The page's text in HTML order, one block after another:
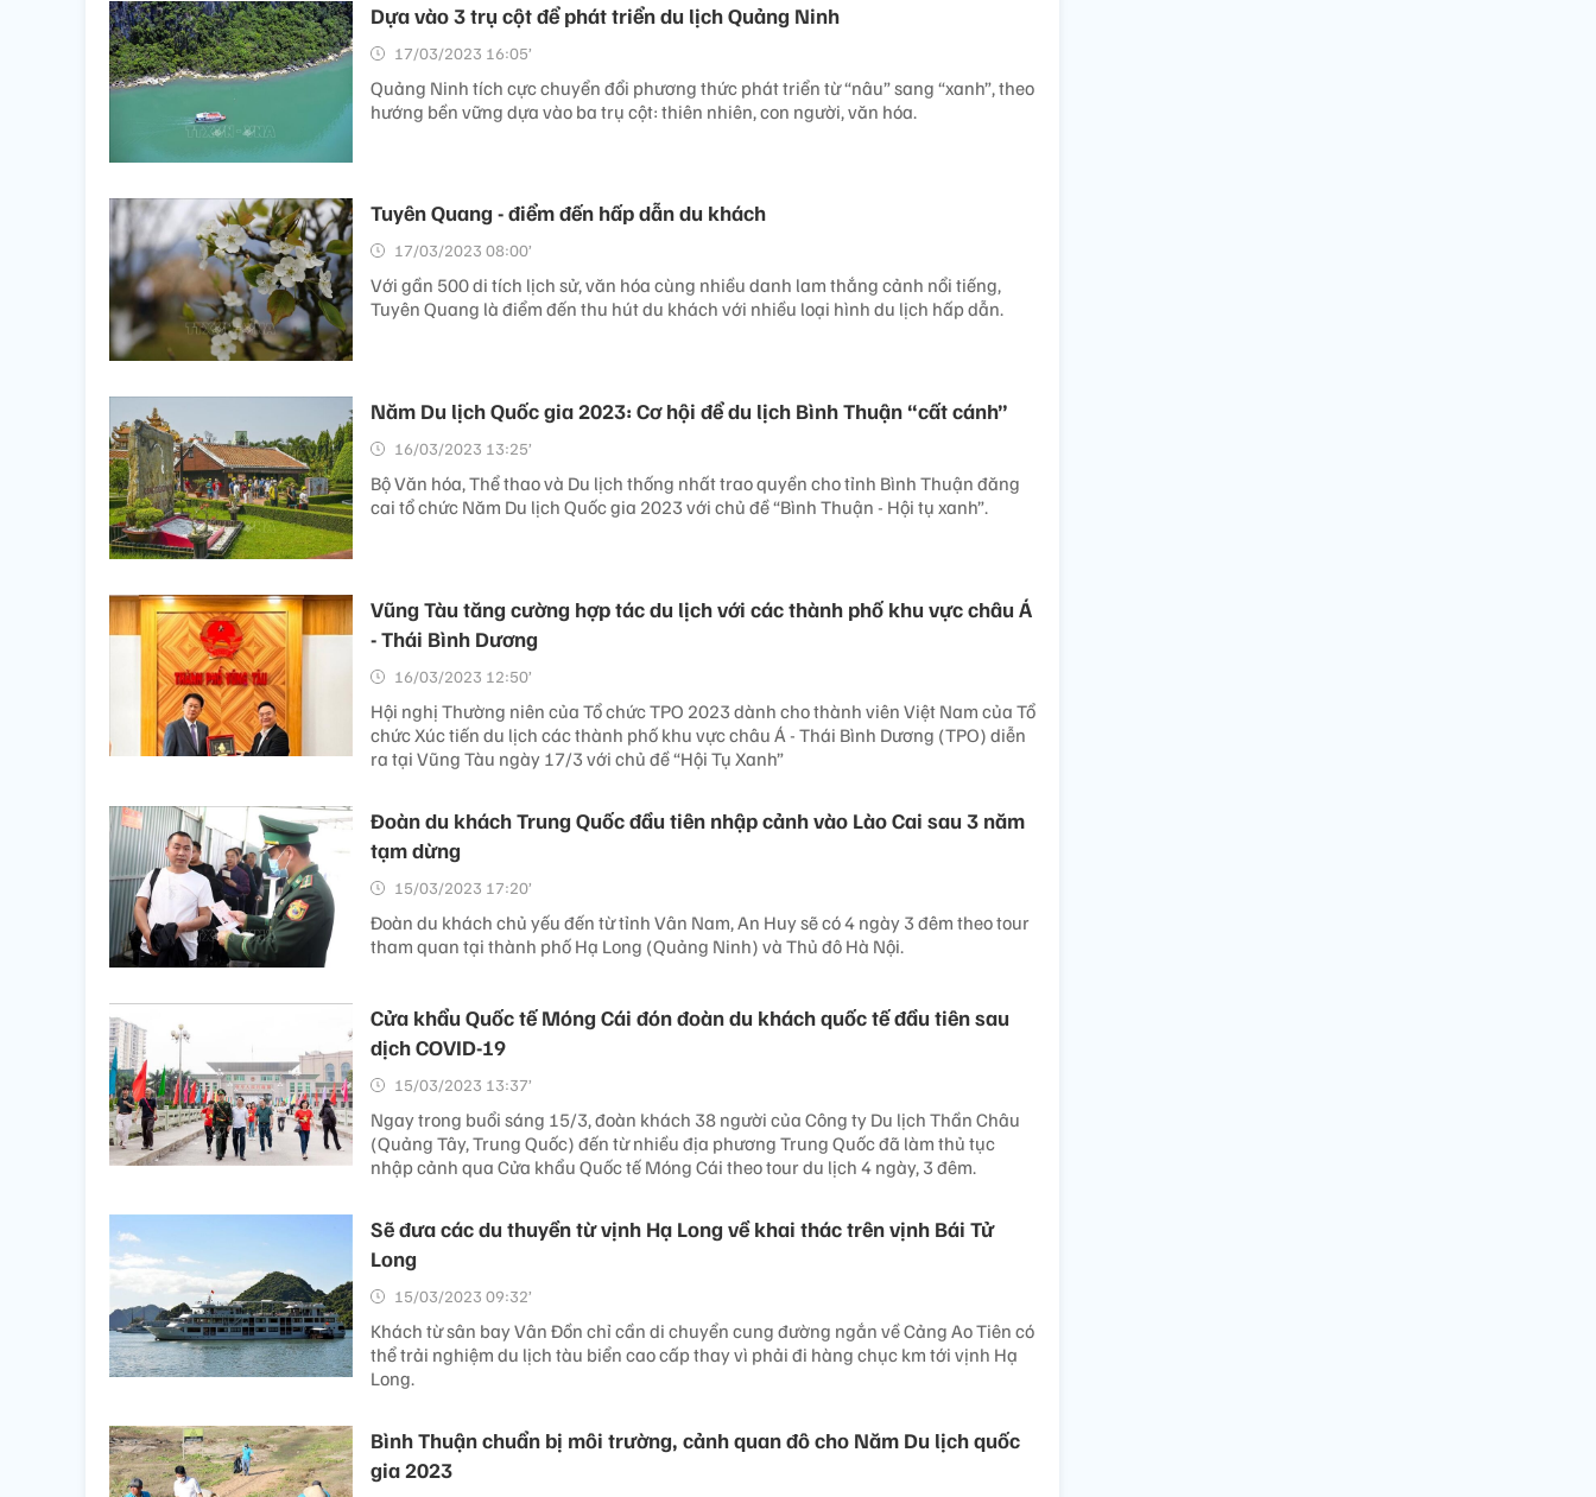
Dựa vào 3 trụ cột để phát triển du lịch Quảng Ninh
17/03/2023 16:05’
Quảng Ninh tích cực chuyển đổi phương thức phát triển từ “nâu” sang “xanh”, theo
hướng bền vững dựa vào ba trụ cột: thiên nhiên, con người, văn hóa.
Tuyên Quang - điểm đến hấp dẫn du khách
17/03/2023 08:00’
Với gần 500 di tích lịch sử, văn hóa cùng nhiều danh lam thắng cảnh nổi tiếng,
Tuyên Quang là điểm đến thu hút du khách với nhiều loại hình du lịch hấp dẫn.
Năm Du lịch Quốc gia 2023: Cơ hội để du lịch Bình Thuận “cất cánh”
16/03/2023 13:25’
Bộ Văn hóa, Thể thao và Du lịch thống nhất trao quyền cho tỉnh Bình Thuận đăng
cai tổ chức Năm Du lịch Quốc gia 2023 với chủ đề “Bình Thuận - Hội tụ xanh”.
Vũng Tàu tăng cường hợp tác du lịch với các thành phố khu vực châu Á
- Thái Bình Dương
16/03/2023 12:50’
Hội nghị Thường niên của Tổ chức TPO 2023 dành cho thành viên Việt Nam của Tổ
chức Xúc tiến du lịch các thành phố khu vực châu Á - Thái Bình Dương (TPO) diễn
ra tại Vũng Tàu ngày 17/3 với chủ đề “Hội Tụ Xanh”
Đoàn du khách Trung Quốc đầu tiên nhập cảnh vào Lào Cai sau 3 năm
tạm dừng
15/03/2023 17:20’
Đoàn du khách chủ yếu đến từ tỉnh Vân Nam, An Huy sẽ có 4 ngày 3 đêm theo tour
tham quan tại thành phố Hạ Long (Quảng Ninh) và Thủ đô Hà Nội.
Cửa khẩu Quốc tế Móng Cái đón đoàn du khách quốc tế đầu tiên sau
dịch COVID-19
15/03/2023 13:37’
Ngay trong buổi sáng 15/3, đoàn khách 38 người của Công ty Du lịch Thần Châu
(Quảng Tây, Trung Quốc) đến từ nhiều địa phương Trung Quốc đã làm thủ tục
nhập cảnh qua Cửa khẩu Quốc tế Móng Cái theo tour du lịch 4 ngày, 3 đêm.
Sẽ đưa các du thuyền từ vịnh Hạ Long về khai thác trên vịnh Bái Tử
Long
15/03/2023 09:32’
Khách từ sân bay Vân Đồn chỉ cần di chuyển cung đường ngắn về Cảng Ao Tiên có
thể trải nghiệm du lịch tàu biển cao cấp thay vì phải đi hàng chục km tới vịnh Hạ
Long.
Bình Thuận chuẩn bị môi trường, cảnh quan đô cho Năm Du lịch quốc
gia 2023